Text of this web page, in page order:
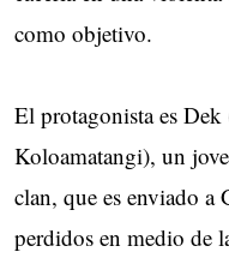
como objetivo.
El protagonista es
Koloamatangi), un
clan, que es enviado a
perdidos en medio de